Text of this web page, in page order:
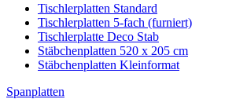
Tischlerplatten Standard
Tischlerplatten 5-fach (furniert)
Tischlerplatte Deco Stab
Stäbchenplatten 520 x 205 cm
Stäbchenplatten Kleinformat
Spanplatten